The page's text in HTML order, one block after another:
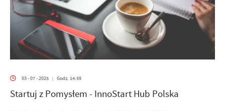
03 - 07 - 2025 Godz. 14:59
Startuj z Pomysłem - InnoStart Hub Polska